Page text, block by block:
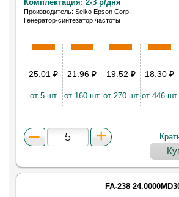
Комплектация: 2-3 р/дня
Производитель: Seiko Epson Corp.
Генератор-синтезатор частоты
25.01 ₽
от 5 шт
21.96₽
от 160 шт
19.52 ₽
от 270 шт
18.30 ₽
от 446 шт
FA-238